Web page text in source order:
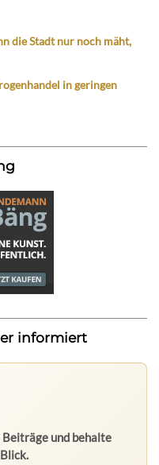
die Stadt nur noch mäht,
in geringen
informiert
und behalte